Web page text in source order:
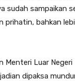
sudah sampaikan
bahkan
Menteri Luar
dipaksa